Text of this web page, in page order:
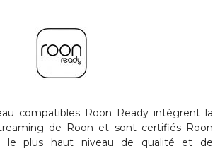
compatibles Roon Ready intègrent la
de Roon et sont certifiés Roon
le plus haut niveau de qualité et de